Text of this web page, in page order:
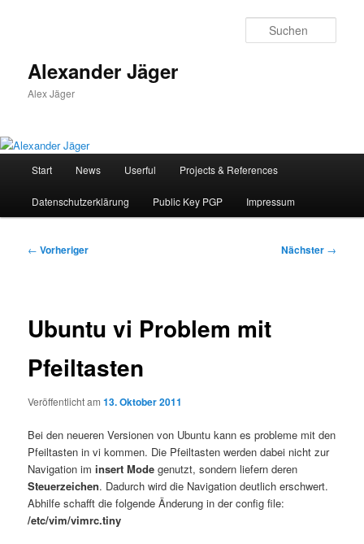
Alexander Jäger
Alex Jäger
Start News Userful Projects & References
Datenschutzerklärung Public Key PGP Impressum
Beitragsnavigation
← Vorheriger Nächster →
Ubuntu vi Problem mit
Pfeiltasten
Veröffentlicht am13. Oktober 2011
Bei den neueren Versionen von Ubuntu kann es probleme mit den
Pfeiltasten in vi kommen. Die Pfeiltasten werden dabei nicht zur
Navigation iminsert Mode genutzt, sondern liefern deren
Steuerzeichen. Dadurch wird die Navigation deutlich erschwert.
Abhilfe schafft die folgende Änderung in der config file:
/etc/vim/vimrc.tiny